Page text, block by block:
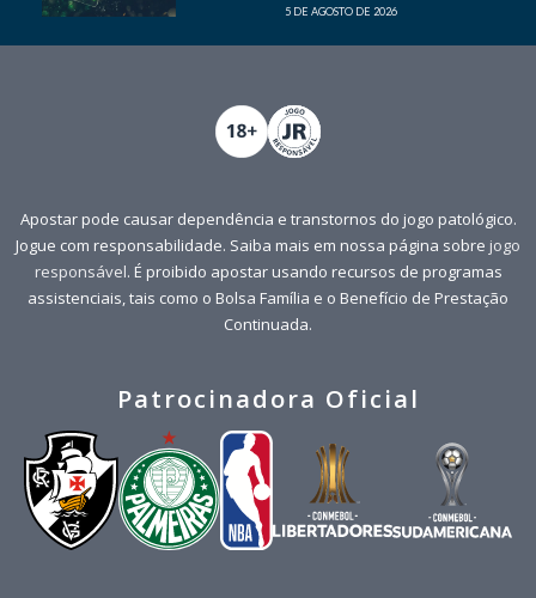
5 DE AGOSTO DE 2026
Apostar pode causar dependência e transtornos do jogo patológico.
Jogue com responsabilidade. Saiba mais em nossa página sobre jogo
responsável. É proibido apostar usando recursos de programas
assistenciais, tais como o Bolsa Família e o Benefício de Prestação
Continuada.
Patrocinadora Oficial